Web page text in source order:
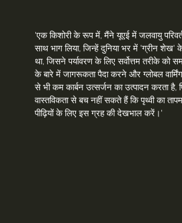
'एक किशोरी के रूप में, मैंने यूएई में जलवायु
साथ भाग लिया, जिन्हें दुनिया भर में 'ग्रीन शेख'
था, जिसने पर्यावरण के लिए सर्वोत्तम तरीके को
के बारे में जागरूकता पैदा करने और ग्लोबल
से भी कम कार्बन उत्सर्जन का उत्पादन करता
वास्तविकता से बच नहीं सकते हैं कि पृथ्वी का
पीढ़ियों के लिए इस ग्रह की देखभाल करें।'